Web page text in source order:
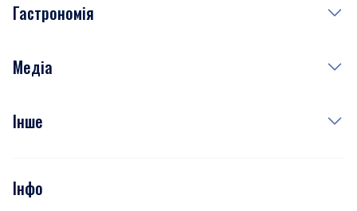
Субота
Краса
Гастрономія
Рецепти
Медіа
Фото
Подкасти
Інше
Тести
Інфо